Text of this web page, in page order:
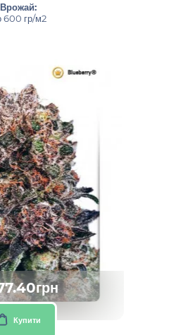
Врожай:
600 гр/м2
Купити